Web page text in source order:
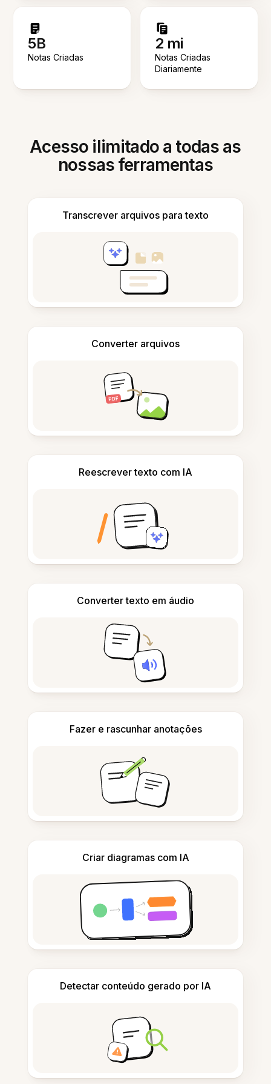
5B
Notas Criadas
2 mi
Notas Criadas
Diariamente
Acesso ilimitado a todas as
nossas ferramentas
Transcrever arquivos para texto
Converter arquivos
Reescrever texto com IA
Converter texto em áudio
Fazer e rascunhar anotações
Criar diagramas com IA
Detectar conteúdo gerado por IA